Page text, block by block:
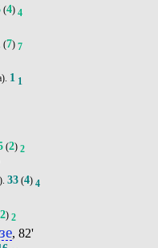
(4) 4
(7) 7
1 1
(2) 2
33(4) 4
2) 2
, 82'